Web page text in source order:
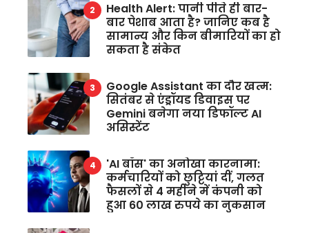
Health Alert: पानी पीते ही बार-
बार पेशाब आता है? जानिए कब है
सामान्य और किन बीमारियों का हो
सकता है संकेत
Google Assistant का दौर खत्म:
सितंबर से एंड्रॉयड डिवाइस पर
Gemini बनेगा नया डिफॉल्ट AI
असिस्टेंट
'AI बॉस' का अनोखा कारनामा:
कर्मचारियों को छुट्टियां दीं, गलत
फैसलों से 4 महीने में कंपनी को
हुआ 60 लाख रुपये का नुकसान